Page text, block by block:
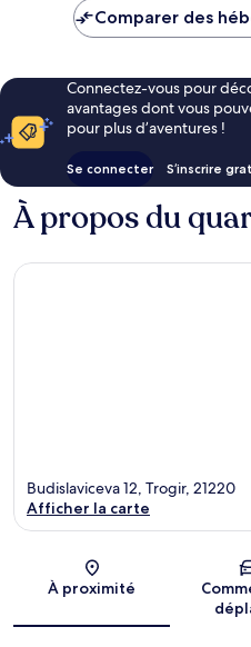
Comparer des
Connectez-vous pour
avantages dont vous
pour plus d’aventures !
Se connecter S’inscrire
À propos du
Budislaviceva 12, Trogir, 21220
Afficher la carte
À proximité